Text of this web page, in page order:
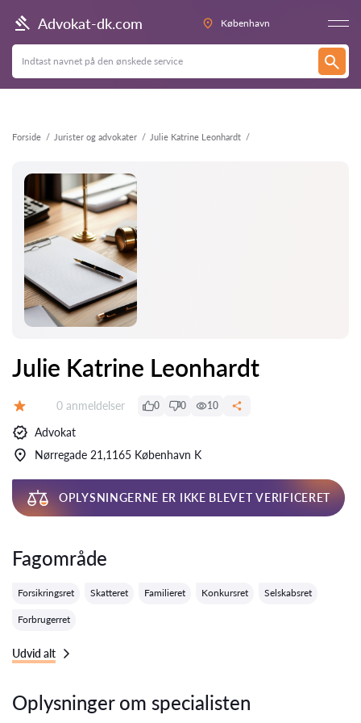
Advokat-dk.com København
Forside Jurister og advokater Julie Katrine Leonhardt
Tilbage
Julie Katrine Leonhardt
Anmeldelser:
0 anmeldelser 0 0 10
Advokat
Nørregade 21,1165 København K
OPLYSNINGERNE ER IKKE BLEVET VERIFICERET
Fagområde
Forsikringsret Skatteret Familieret Konkursret Selskabsret
Forbrugerret
Udvid alt
Oplysninger om specialisten